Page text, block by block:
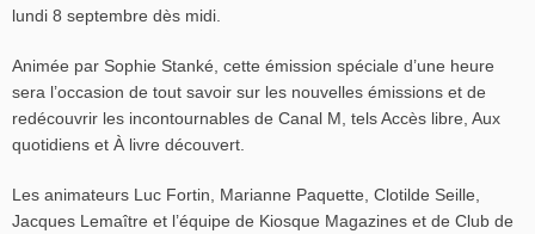
lundi 8 septembre dès midi.
Animée par Sophie Stanké, cette émission spéciale d’une heure
sera l’occasion de tout savoir sur les nouvelles émissions et de
redécouvrir les incontournables de Canal M, tels Accès libre, Aux
quotidiens et À livre découvert.
Les animateurs Luc Fortin, Marianne Paquette, Clotilde Seille,
Jacques Lemaître et l’équipe de Kiosque Magazines et de Club de